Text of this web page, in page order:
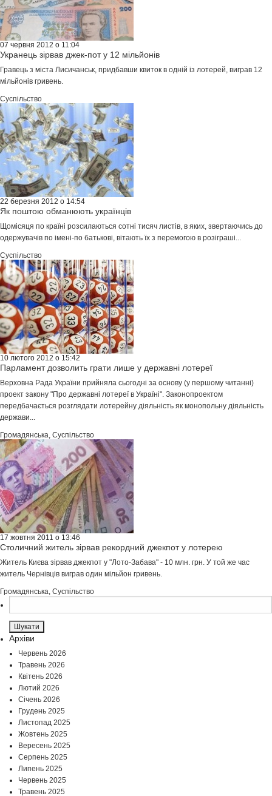
07 червня 2012 о 11:04
Укранець зірвав джек-пот у 12 мільйонів
Гравець з міста Лисичанськ, придбавши квиток в одній із лотерей, виграв 12
мільйонів гривень.
Суспільство
22 березня 2012 о 14:54
Як поштою обманюють українців
Щомісяця по країні розсилаються сотні тисяч листів, в яких, звертаючись до
одержувачів по імені-по батькові, вітають їх з перемогою в розіграші...
Суспільство
10 лютого 2012 о 15:42
Парламент дозволить грати лише у державні лотереї
Верховна Рада України прийняла сьогодні за основу (у першому читанні)
проект закону "Про державні лотереї в Україні". Законопроектом
передбачається розглядати лотерейну діяльність як монопольну діяльність
держави...
Громадянська, Суспільство
17 жовтня 2011 о 13:46
Столичний житель зірвав рекордний джекпот у лотерею
Житель Києва зірвав джекпот у "Лото-Забава" - 10 млн. грн. У той же час
житель Чернівців виграв один мільйон гривень.
Громадянська, Суспільство
Архіви
Червень 2026
Травень 2026
Квітень 2026
Лютий 2026
Січень 2026
Грудень 2025
Листопад 2025
Жовтень 2025
Вересень 2025
Серпень 2025
Липень 2025
Червень 2025
Травень 2025